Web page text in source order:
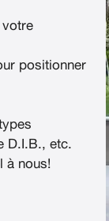
votre
positionner
D.I.B., etc.
à nous!